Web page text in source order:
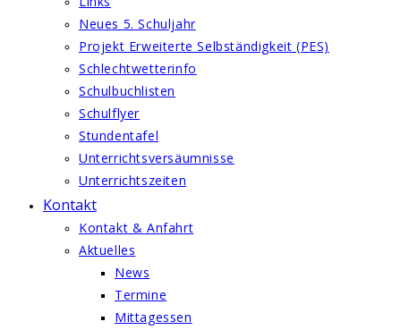
Neues 5. Schuljahr
Projekt Erweiterte Selbständigkeit (PES)
Schlechtwetterinfo
Schulbuchlisten
Schulflyer
Stundentafel
Unterrichtsversäumnisse
Unterrichtszeiten
Kontakt
Kontakt & Anfahrt
Aktuelles
News
Termine
Mittagessen